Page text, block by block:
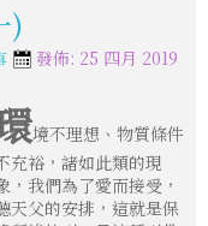
)
發佈: 25 四月 2019
境不理想、物質條件
充裕，諸如此類的現
，我們為了愛而接受，
天父的安排，這就是保